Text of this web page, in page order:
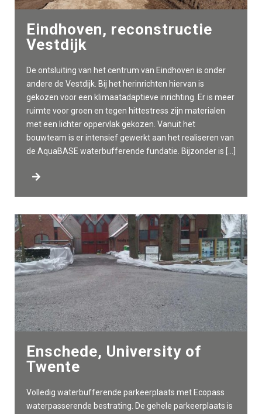
Eindhoven, reconstructie
Vestdijk
De ontsluiting van het centrum van Eindhoven is onder
andere de Vestdijk. Bij het herinrichten hiervan is
gekozen voor een klimaatadaptieve inrichting. Er is meer
ruimte voor groen en tegen hittestress zijn materialen
met een lichter oppervlak gekozen. Vanuit het
bouwteam is er intensief gewerkt aan het realiseren van
de AquaBASE waterbufferende fundatie. Bijzonder is […]
Enschede, University of
Twente
Volledig waterbufferende parkeerplaats met Ecopass
waterpasserende bestrating. De gehele parkeerplaats is